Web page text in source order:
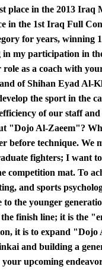
place in the 2013
in the 1st Iraq Full
for years, winning
in my participation in
as a coach with
of Shihan Eyad Al-
the sport in the
of our staff
"Dojo Al-Zaeem"?
technique. We
fighters; I want
competition mat. To
and sports
the younger
finish line; it is the
it is to expand
and building a
upcoming